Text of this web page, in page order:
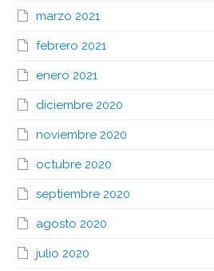
marzo 2021
febrero 2021
enero 2021
diciembre 2020
noviembre 2020
octubre 2020
septiembre 2020
agosto 2020
julio 2020